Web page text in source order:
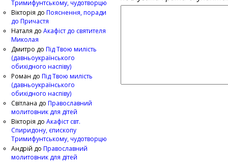
Тримифунтському, чудотворцю
Вікторія до Пояснення, поради
до Причастя
Наталя до Акафіст до святителя
Миколая
Дмитро до Під Твою милість
(давньоукраїнського
обихідного наспіву)
Роман до Під Твою милість
(давньоукраїнського
обихідного наспіву)
Світлана до Православний
молитовник для дітей
Вікторія до Акафіст свт.
Спиридону, єпископу
Тримифунтському, чудотворцю
Андрій до Православний
молитовник для дітей